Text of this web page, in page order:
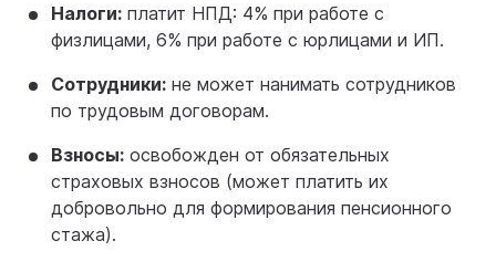
Налоги: платит НПД: 4% при работе с
физлицами, 6% при работе с юрлицами и ИП.
Сотрудники: не может нанимать сотрудников
по трудовым договорам.
Взносы: освобожден от обязательных
страховых взносов (может платить их
добровольно для формирования пенсионного
стажа).